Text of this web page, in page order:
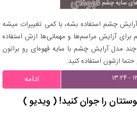
چشم استفاده بشه، با کمی تغییرات میشه
برای آرایش مراسم‌ها و مهمانی‌ها ازش استفاده
مدل آرایش چشم با سایه قهوه‌ای رو براتون
ازشون استفاده کنید.
ادامه
را جوان کنید! ( ویدیو )